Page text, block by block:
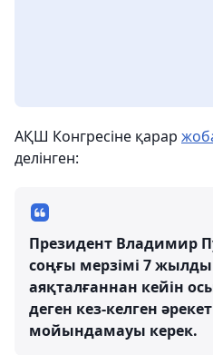
АҚШ Конгресіне қарар
делінген:
Президент Владимир
соңғы мерзімі 7
аяқталғаннан кейін
деген кез-келген
мойындамауы керек.